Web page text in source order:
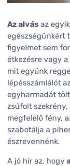
Az alvás az
egészségünkért
figyelmet sem
étkezésre vagy
mit együnk
lépésszámlálót
egyharmadát
zsúfolt szekrény,
megfelelő fény,
szabotálja a
észrevennénk.
A jó hír az, hogy